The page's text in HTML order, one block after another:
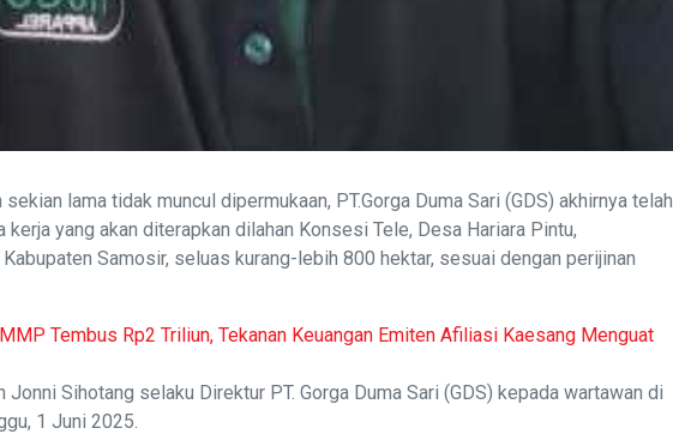
lama tidak muncul dipermukaan, PT.Gorga Duma Sari (GDS) akhirnya telah
kerja yang akan diterapkan dilahan Konsesi Tele, Desa Hariara Pintu,
Kabupaten Samosir, seluas kurang-lebih 800 hektar, sesuai dengan perijinan
Tembus Rp2 Triliun, Tekanan Keuangan Emiten Afiliasi Kaesang Menguat
Jonni Sihotang selaku Direktur PT. Gorga Duma Sari (GDS) kepada wartawan di
1 Juni 2025.